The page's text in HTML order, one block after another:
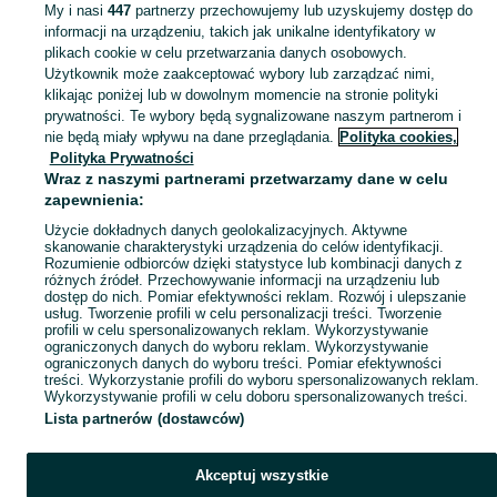
KATEGORIA
Skorzystaj z największego serwisu ogłoszeniowego - Leszno i okolice! - kupuj lub sprzedawaj jeszcze wygodniej w kategorii Pozostałe! Zobacz
Mapa kategorii
Mapa miejscowości
Mapa ministron
Popularne wyszukiwania
My i nasi 447partnerzy przechowujemy lub uzyskujemy dostęp do
informacji na urządzeniu, takich jak unikalne identyfikatory w
plikach cookie w celu przetwarzania danych osobowych.
Użytkownik może zaakceptować wybory lub zarządzać nimi,
klikając poniżej lub w dowolnym momencie na stronie polityki
prywatności. Te wybory będą sygnalizowane naszym partnerom i
nie będą miały wpływu na dane przeglądania. Polityka cookies,
Polityka Prywatności
Wraz z naszymi partnerami przetwarzamy dane w celu
zapewnienia:
Użycie dokładnych danych geolokalizacyjnych. Aktywne
skanowanie charakterystyki urządzenia do celów identyfikacji.
Rozumienie odbiorców dzięki statystyce lub kombinacji danych z
różnych źródeł. Przechowywanie informacji na urządzeniu lub
dostęp do nich. Pomiar efektywności reklam. Rozwój i ulepszanie
usług. Tworzenie profili w celu personalizacji treści. Tworzenie
profili w celu spersonalizowanych reklam. Wykorzystywanie
ograniczonych danych do wyboru reklam. Wykorzystywanie
ograniczonych danych do wyboru treści. Pomiar efektywności
treści. Wykorzystanie profili do wyboru spersonalizowanych reklam.
Wykorzystywanie profili w celu doboru spersonalizowanych treści.
Lista partnerów (dostawców)
Akceptuj wszystkie